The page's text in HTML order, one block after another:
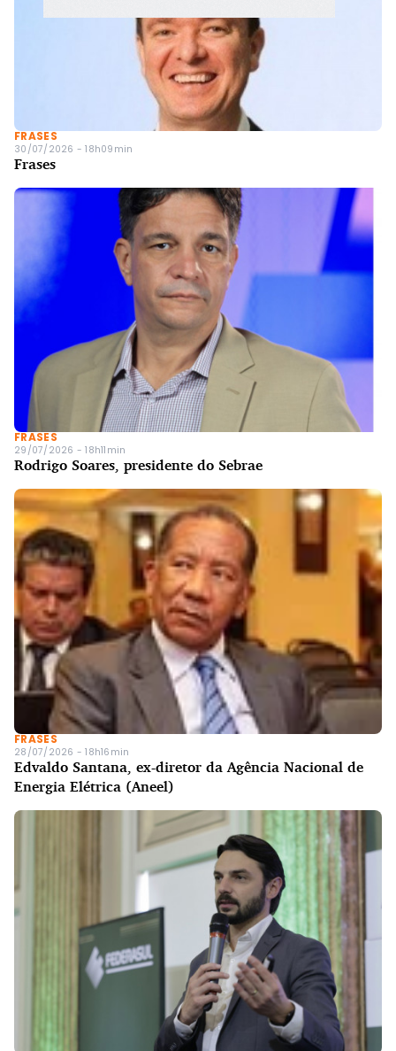
FRASES
30/07/2026 - 18h09min
Frases
FRASES
29/07/2026 - 18h11min
Rodrigo Soares, presidente do Sebrae
FRASES
28/07/2026 - 18h16min
Edvaldo Santana, ex-diretor da Agência Nacional de
Energia Elétrica (Aneel)